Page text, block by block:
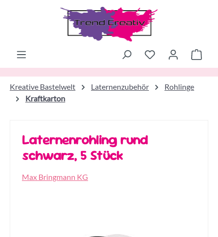
Zum Hauptinhalt springen
Kreative Bastelwelt Laternenzubehör
Rohlinge
Kraftkarton
Laternenrohling rund
schwarz, 5 Stück
Max Bringmann KG